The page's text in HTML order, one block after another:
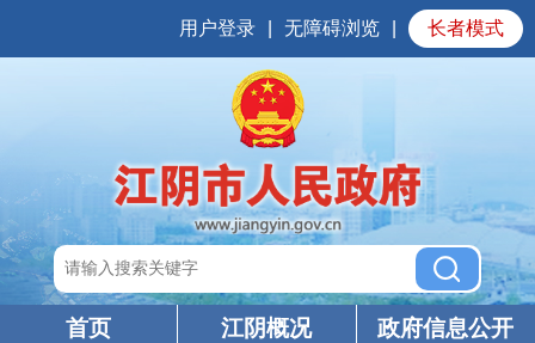
用户登录 无障碍浏览 长者模式
首页 江阴概况
政府信息公开